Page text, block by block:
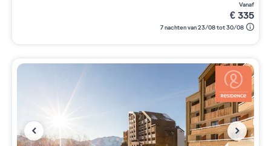
vanaf
€335
7 nachten van 23/08 tot 30/08